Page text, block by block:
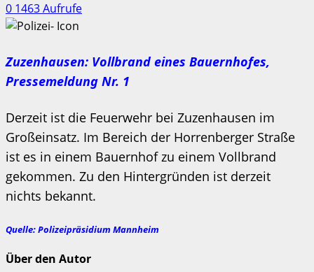
0 1463 Aufrufe
Zuzenhausen: Vollbrand eines Bauernhofes,
Pressemeldung Nr. 1
Derzeit ist die Feuerwehr bei Zuzenhausen im
Großeinsatz. Im Bereich der Horrenberger Straße
ist es in einem Bauernhof zu einem Vollbrand
gekommen. Zu den Hintergründen ist derzeit
nichts bekannt.
Quelle: Polizeipräsidium Mannheim
Über den Autor